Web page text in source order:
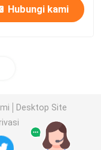
Hubungi kami
Desktop Site